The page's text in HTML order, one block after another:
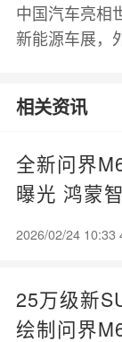
中国汽车亮相
新能源车展，
相关资讯
全新问界
曝光 鸿蒙
2026/02/24 10:33
25万级新
绘制问界